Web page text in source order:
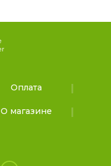
Оплата
О магазине